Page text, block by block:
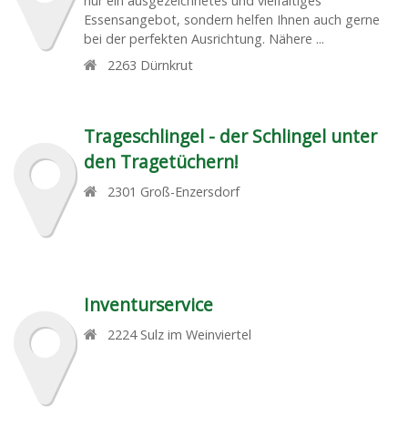
Essensangebot, sondern helfen Ihnen auch gerne
bei der perfekten Ausrichtung. Nähere ...
2263 Dürnkrut
Trageschlingel - der Schlingel unter
den Tragetüchern!
2301 Groß-Enzersdorf
Inventurservice
2224 Sulz im Weinviertel